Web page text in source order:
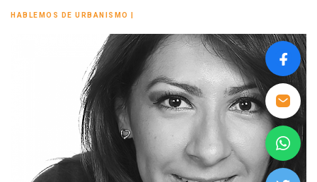
HABLEMOS DE URBANISMO